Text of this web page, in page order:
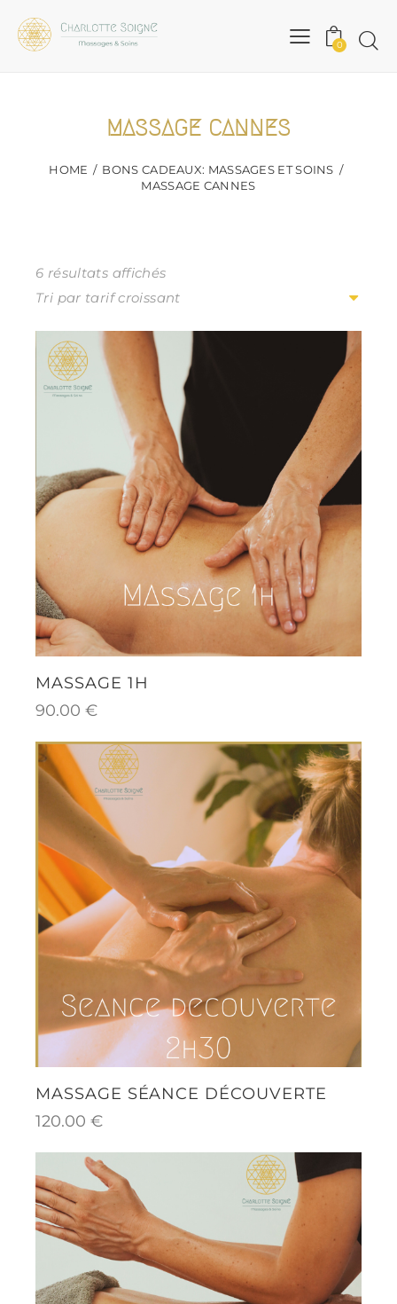
0
MASSAGE CANNES
HOME
BONS CADEAUX: MASSAGES ET SOINS
MASSAGE CANNES
6 résultats affichés
MASSAGE 1H
90.00 €
MASSAGE SÉANCE DÉCOUVERTE
120.00 €